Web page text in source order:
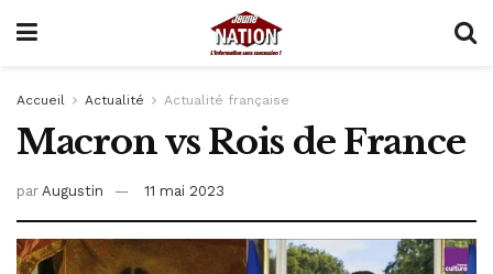
Accueil Actualité Actualité française
Macron vs Rois de France
par Augustin 11 mai 2023